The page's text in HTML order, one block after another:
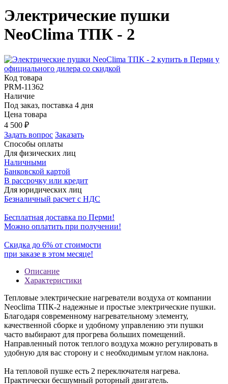
Электрические пушки
NeoClima ТПК - 2
Код товара
PRM-11362
Наличие
Под заказ, поставка 4 дня
Цена товара
4 500 ₽
Задать вопрос Заказать
Способы оплаты
Для физических лиц
Наличными
Банковской картой
В рассрочку или кредит
Для юридических лиц
Безналичный расчет с НДС
Бесплатная доставка по Перми!
Можно оплатить при получении!
Скидка до 6% от стоимости
при заказе в этом месяце!
Описание
Характеристики
Тепловые электрические нагреватели воздуха от компании
Neoclima ТПК-2 надежные и простые электрические пушки.
Благодаря современному нагревательному элементу,
качественной сборке и удобному управлению эти пушки
часто выбирают для прогрева больших помещений.
Направленный поток теплого воздуха можно регулировать в
удобную для вас сторону и с необходимым углом наклона.
На тепловой пушке есть 2 переключателя нагрева.
Практически бесшумный роторный двигатель.